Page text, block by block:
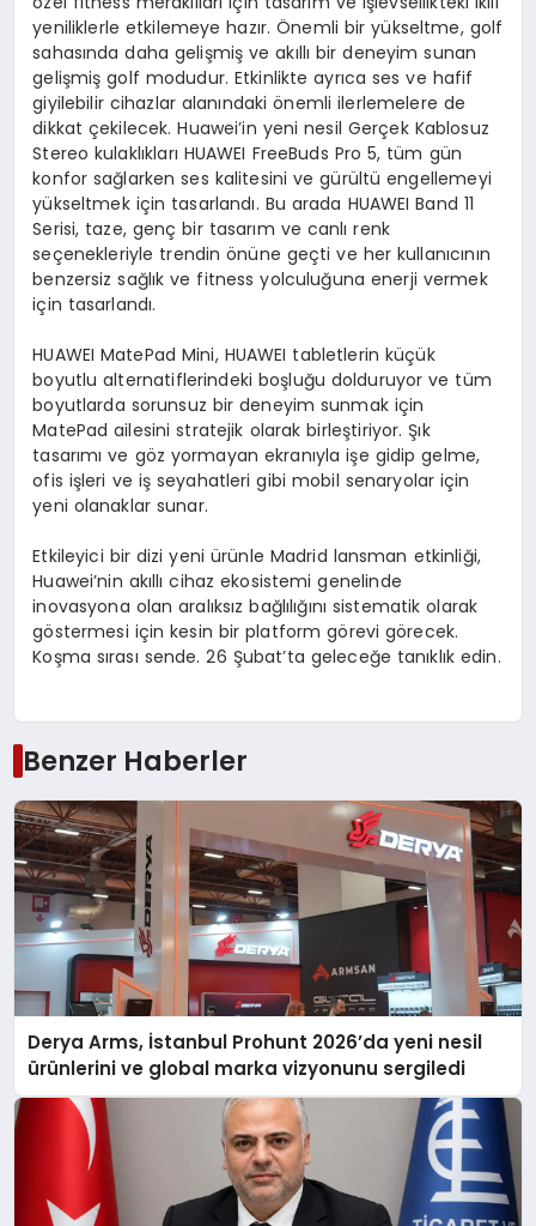
yeniliklerle etkilemeye hazır. Önemli bir yükseltme, golf
sahasında daha gelişmiş ve akıllı bir deneyim sunan
gelişmiş golf modudur. Etkinlikte ayrıca ses ve hafif
giyilebilir cihazlar alanındaki önemli ilerlemelere de
dikkat çekilecek. Huawei’in yeni nesil Gerçek Kablosuz
Stereo kulaklıkları HUAWEI FreeBuds Pro 5, tüm gün
konfor sağlarken ses kalitesini ve gürültü engellemeyi
yükseltmek için tasarlandı. Bu arada HUAWEI Band 11
Serisi, taze, genç bir tasarım ve canlı renk
seçenekleriyle trendin önüne geçti ve her kullanıcının
benzersiz sağlık ve fitness yolculuğuna enerji vermek
için tasarlandı.
HUAWEI MatePad Mini, HUAWEI tabletlerin küçük
boyutlu alternatiflerindeki boşluğu dolduruyor ve tüm
boyutlarda sorunsuz bir deneyim sunmak için
MatePad ailesini stratejik olarak birleştiriyor. Şık
tasarımı ve göz yormayan ekranıyla işe gidip gelme,
ofis işleri ve iş seyahatleri gibi mobil senaryolar için
yeni olanaklar sunar.
Etkileyici bir dizi yeni ürünle Madrid lansman etkinliği,
Huawei’nin akıllı cihaz ekosistemi genelinde
inovasyona olan aralıksız bağlılığını sistematik olarak
göstermesi için kesin bir platform görevi görecek.
Koşma sırası sende. 26 Şubat’ta geleceğe tanıklık edin.
Benzer Haberler
Derya Arms, İstanbul Prohunt 2026’da yeni nesil
ürünlerini ve global marka vizyonunu sergiledi